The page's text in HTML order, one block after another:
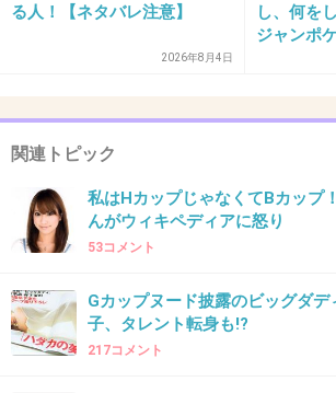
17. 匿名2013/05/06(月) 17:53:20
元SKEでも脱ぐんだな…マジで
る人！【ネタバレ注意】
2026年8月4日
し、何を
ジャンポ
関連トピック
私はHカップじゃなくてBカップ
んがウィキペディアに怒り
53コメント
Gカップヌード披露のビッグダ
子、タレント転身も!?
217コメント